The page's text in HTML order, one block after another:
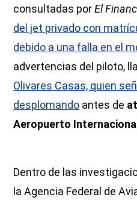
consultadas porEl
del jet privado con
debido a una falla en el
advertencias del piloto,
Olivares Casas, quien
desplomando antes de
Aeropuerto
Dentro de las
la Agencia Federal de